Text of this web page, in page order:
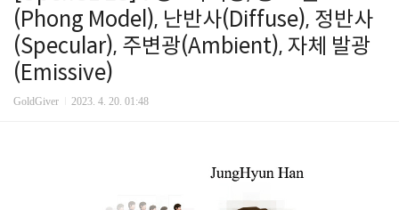
(Phong Model), 난반사(Diffuse), 정반사
(Specular), 주변광(Ambient), 자체 발광
(Emissive)
GoldGiver 2023. 4. 20. 01:48